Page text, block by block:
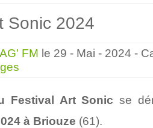
Sonic 2024
FM le 29 - Mai - 2024 -
Festival Art Sonic se
à Briouze (61).